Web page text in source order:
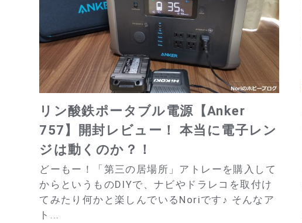
リン酸鉄ポータブル電源【Anker
757】開封レビュー！ 本当に電子レン
ジは動くのか？！
どーもー！「第三の居場所」アトレーを購入して
からというものDIYで、ナビやドラレコを取付け
てみたり何かと楽しんでいるNoriです♪ そんなア
ト...